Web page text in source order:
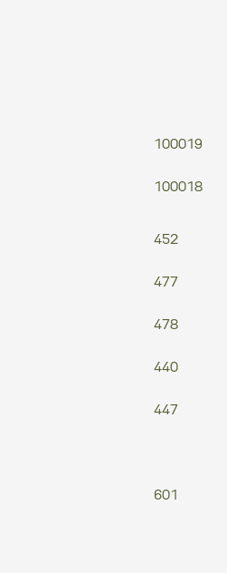
100019
100018
452
477
478
440
447
601